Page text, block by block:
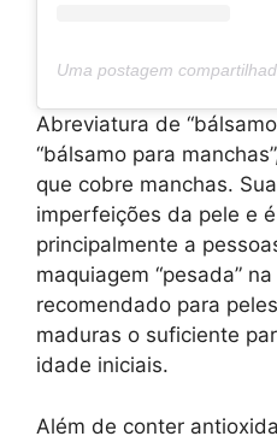
Abreviatura de
“bálsamo para
que cobre manchas.
imperfeições da pele e
principalmente a
maquiagem “pesada”
recomendado para
maduras o suficiente
idade iniciais.
Além de conter